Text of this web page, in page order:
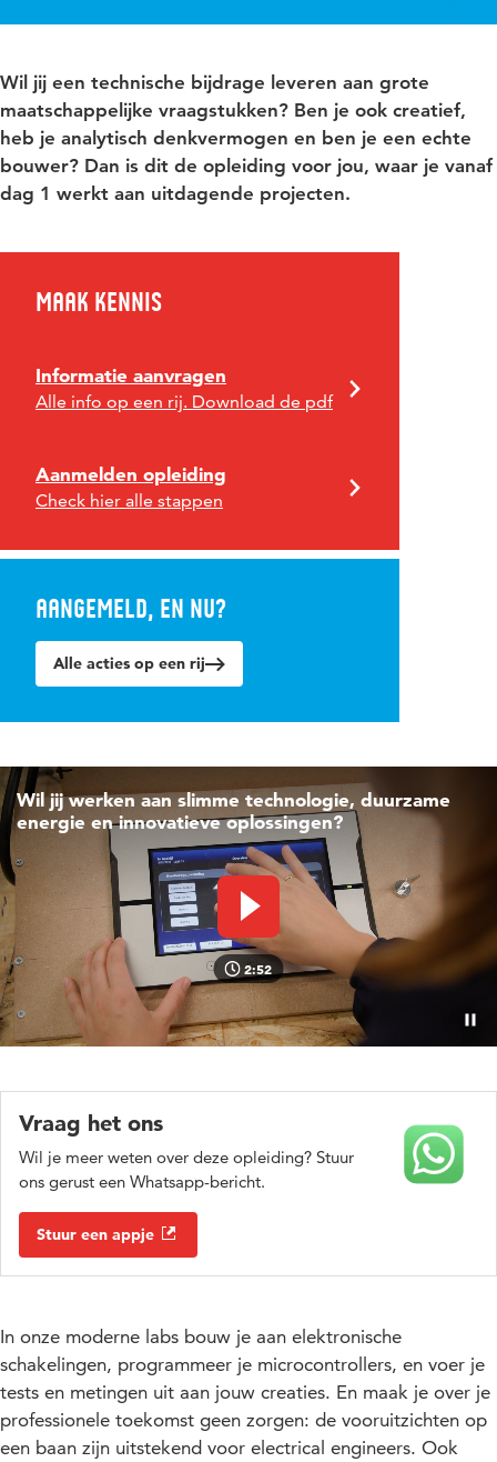
Wil jij een technische bijdrage leveren aan grote
maatschappelijke vraagstukken? Ben je ook creatief,
heb je analytisch denkvermogen en ben je een echte
bouwer? Dan is dit de opleiding voor jou, waar je vanaf
dag 1 werkt aan uitdagende projecten.
Maak kennis
Informatie aanvragen
Alle info op een rij. Download de pdf
Aanmelden opleiding
Check hier alle stappen
Aangemeld, en nu?
Alle acties op een rij
Wil jij werken aan slimme technologie, duurzame
energie en innovatieve oplossingen?
Video afspelen
2:52
Vraag het ons
Wil je meer weten over deze opleiding? Stuur
ons gerust een Whatsapp-bericht.
Stuur een appje
In onze moderne labs bouw je aan elektronische
schakelingen, programmeer je microcontrollers, en voer je
tests en metingen uit aan jouw creaties. En maak je over je
professionele toekomst geen zorgen: de vooruitzichten op
een baan zijn uitstekend voor electrical engineers. Ook